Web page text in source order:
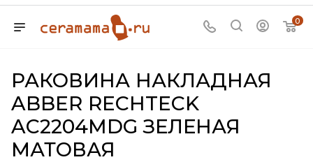
0
РАКОВИНА НАКЛАДНАЯ
ABBER RECHTECK
AC2204MDG ЗЕЛЕНАЯ
МАТОВАЯ